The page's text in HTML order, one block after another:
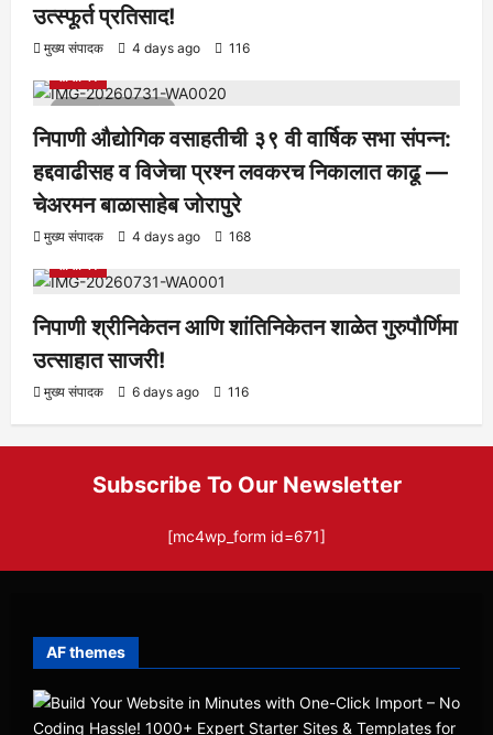
उत्स्फूर्त प्रतिसाद!
मुख्य संपादक 4 days ago 116
1 minute read
आरोग्य क्रीडा ताज्या बातम्या निपाणी परिसर
निपाणी औद्योगिक वसाहतीची ३९ वी वार्षिक सभा संपन्न:
हद्दवाढीसह व विजेचा प्रश्न लवकरच निकालात काढू —
चेअरमन बाळासाहेब जोरापुरे
मुख्य संपादक 4 days ago 168
आरोग्य क्रीडा ताज्या बातम्या निपाणी परिसर
निपाणी श्रीनिकेतन आणि शांतिनिकेतन शाळेत गुरुपौर्णिमा
उत्साहात साजरी!
मुख्य संपादक 6 days ago 116
Subscribe To Our Newsletter
[mc4wp_form id=671]
AF themes